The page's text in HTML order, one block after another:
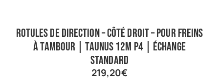
Rotules de direction – Côté droit – Pour freins
à tambour | Taunus 12M P4 | Échange
standard
219,20€